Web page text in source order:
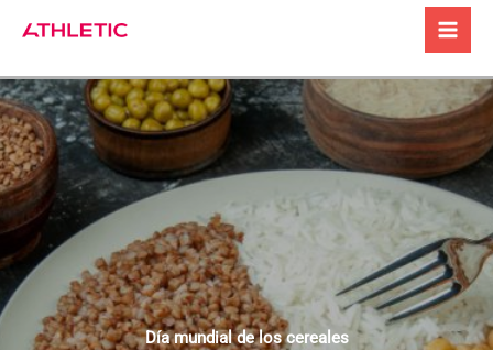
Día mundial de los cereales